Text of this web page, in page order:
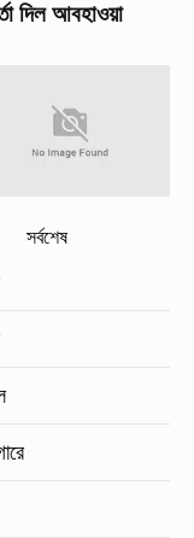
দিল আবহাওয়া
সর্বশেষ